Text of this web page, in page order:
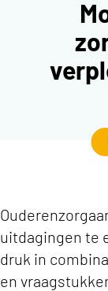
uitdagingen te
druk in
en